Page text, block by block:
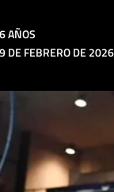
DE FEBRERO DE
AÑOS